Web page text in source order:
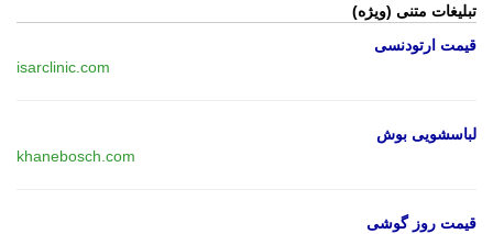
تبلیغات متنی (ویژه)
قیمت ارتودنسی
isarclinic.com
لباسشویی بوش
khanebosch.com
قیمت روز گوشی